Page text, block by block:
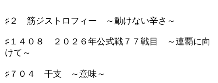
♯２ 筋ジストロフィー ～動けない辛さ～
♯１４０８ ２０２６年公式戦７７戦目 ～連覇に向
けて～
♯７０４ 干支 ～意味～